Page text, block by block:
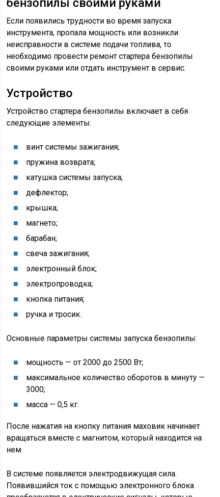
бензопилы своими руками
Если появились трудности во время запуска
инструмента, пропала мощность или возникли
неисправности в системе подачи топлива, то
необходимо провести ремонт стартера бензопилы
своими руками или отдать инструмент в сервис.
Устройство
Устройство стартера бензопилы включает в себя
следующие элементы:
винт системы зажигания;
пружина возврата;
катушка системы запуска;
дефлектор;
крышка;
магнето;
барабан;
свеча зажигания;
электронный блок;
электропроводка;
кнопка питания;
ручка и тросик.
Основные параметры системы запуска бензопилы:
мощность — от 2000 до 2500 Вт;
максимальное количество оборотов в минуту —
3000;
масса — 0,5 кг.
После нажатия на кнопку питания маховик начинает
вращаться вместе с магнитом, который находится на
нем.
В системе появляется электродвижущая сила.
Появившийся ток с помощью электронного блока